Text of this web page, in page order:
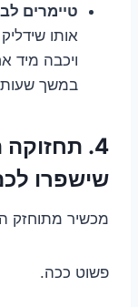
טיימרים
אותו
ויכבה מיד
במשך שעות
4.
שישפרו
מכשיר מתוחזק
פשוט ככה.